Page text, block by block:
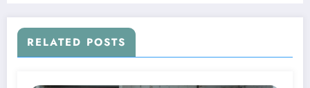
RELATED POSTS